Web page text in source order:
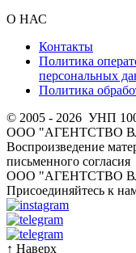
О НАС
Контакты
Политика
персональных
Политика
© 2005 - 2026 УНП
ООО "АГЕНТСТВО
Воспроизведение
письменного согласия
OOO "АГЕНТСТВО
Присоединяйтесь к
↑ Наверх